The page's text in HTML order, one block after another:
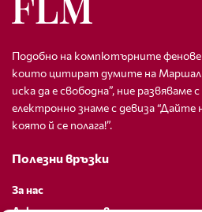
Подобно на компютърните фенове
които цитират думите на
иска да е свободна”, ние
електронно знаме с девиза
която й се полага!”.
Полезни връзки
За нас